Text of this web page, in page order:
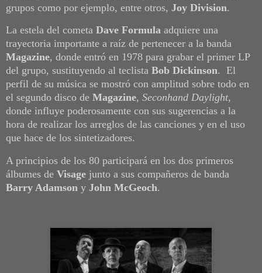
grupos como por ejemplo, entre otros, Joy Division.
La estela del cometa Dave Formula adquiere una
trayectoria importante a raíz de pertenecer a la banda
Magazine, donde entró en 1978 para grabar el primer LP
del grupo, sustituyendo al teclista Bob Dickinson. El
perfil de su música se mostró con amplitud sobre todo en
el segundo disco de Magazine, Seconhand Daylight,
donde influye poderosamente con sus sugerencias a la
hora de realizar los arreglos de las canciones y en el uso
que hace de los sintetizadores.
A principios de los 80 participará en los dos primeros
álbumes de Visage junto a sus compañeros de banda
Barry Adamson y John McGeoch.